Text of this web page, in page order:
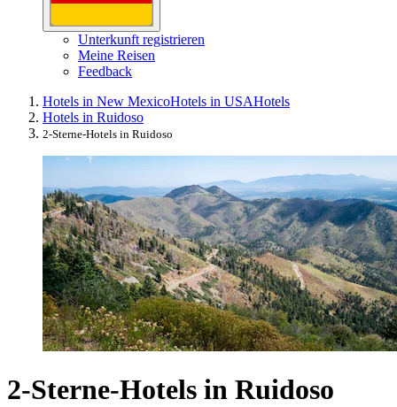
Unterkunft registrieren
Meine Reisen
Feedback
Hotels in New MexicoHotels in USAHotels
Hotels in Ruidoso
2-Sterne-Hotels in Ruidoso
2-Sterne-Hotels in Ruidoso